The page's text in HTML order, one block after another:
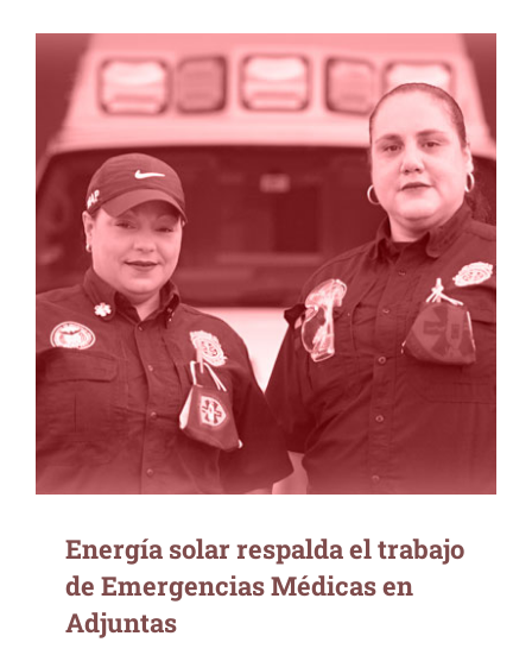
Energía solar respalda el trabajo de
Emergencias Médicas en Adjuntas
Energía solar respalda el trabajo
de Emergencias Médicas en
Adjuntas